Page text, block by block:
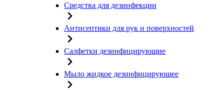
Средства для дезинфекции
Антисептики для рук и поверхностей
Салфетки дезинфицирующие
Мыло жидкое дезинфицирующее